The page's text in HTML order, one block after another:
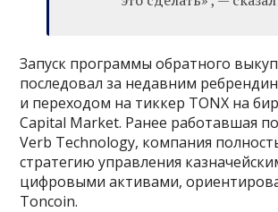
Запуск программы обратного
последовал за недавним
и переходом на тиккер TONX на
Capital Market. Ранее работавшая
Verb Technology, компания
стратегию управления
цифровыми активами,
Toncoin.